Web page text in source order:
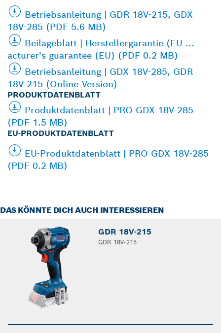
Betriebsanleitung | GDR 18V-215, GDX
18V-285 (PDF 5.6 MB)
Beilageblatt | Herstellergarantie (EU ...
acturer's guarantee (EU) (PDF 0.2 MB)
Betriebsanleitung | GDX 18V-285, GDR
18V-215 (Online-Version)
PRODUKTDATENBLATT
Produktdatenblatt | PRO GDX 18V-285
(PDF 1.5 MB)
EU-PRODUKTDATENBLATT
EU-Produktdatenblatt | PRO GDX 18V-285
(PDF 0.2 MB)
DAS KÖNNTE DICH AUCH INTERESSIEREN
GDR 18V-215
GDR 18V-215